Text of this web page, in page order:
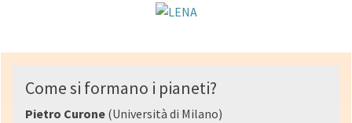
Come si formano i pianeti?
Pietro Curone (Università di Milano)